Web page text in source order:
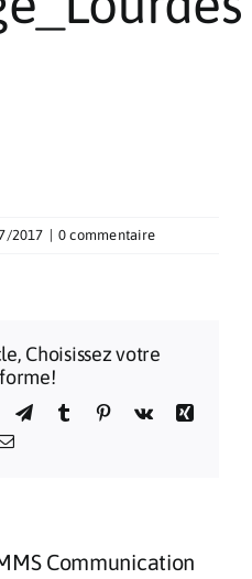
2017 0 commentaire
Choisissez votre
WhatsApp
TelegramTumblr Pinterest
Vk
Xing
Email
Communication